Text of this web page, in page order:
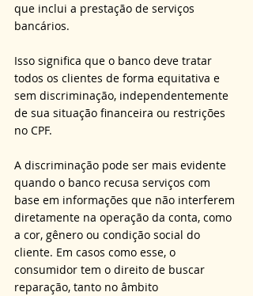
que inclui a prestação de serviços
bancários.
Isso significa que o banco deve tratar
todos os clientes de forma equitativa e
sem discriminação, independentemente
de sua situação financeira ou restrições
no CPF.
A discriminação pode ser mais evidente
quando o banco recusa serviços com
base em informações que não interferem
diretamente na operação da conta, como
a cor, gênero ou condição social do
cliente. Em casos como esse, o
consumidor tem o direito de buscar
reparação, tanto no âmbito